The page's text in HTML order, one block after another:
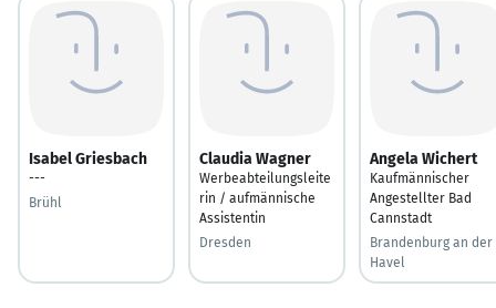
Isabel Griesbach
---
Brühl
Claudia Wagner
Werbeabteilungsleite
rin / aufmännische
Assistentin
Dresden
Angela Wichert
Kaufmännischer
Angestellter Bad
Cannstadt
Brandenburg an der
Havel